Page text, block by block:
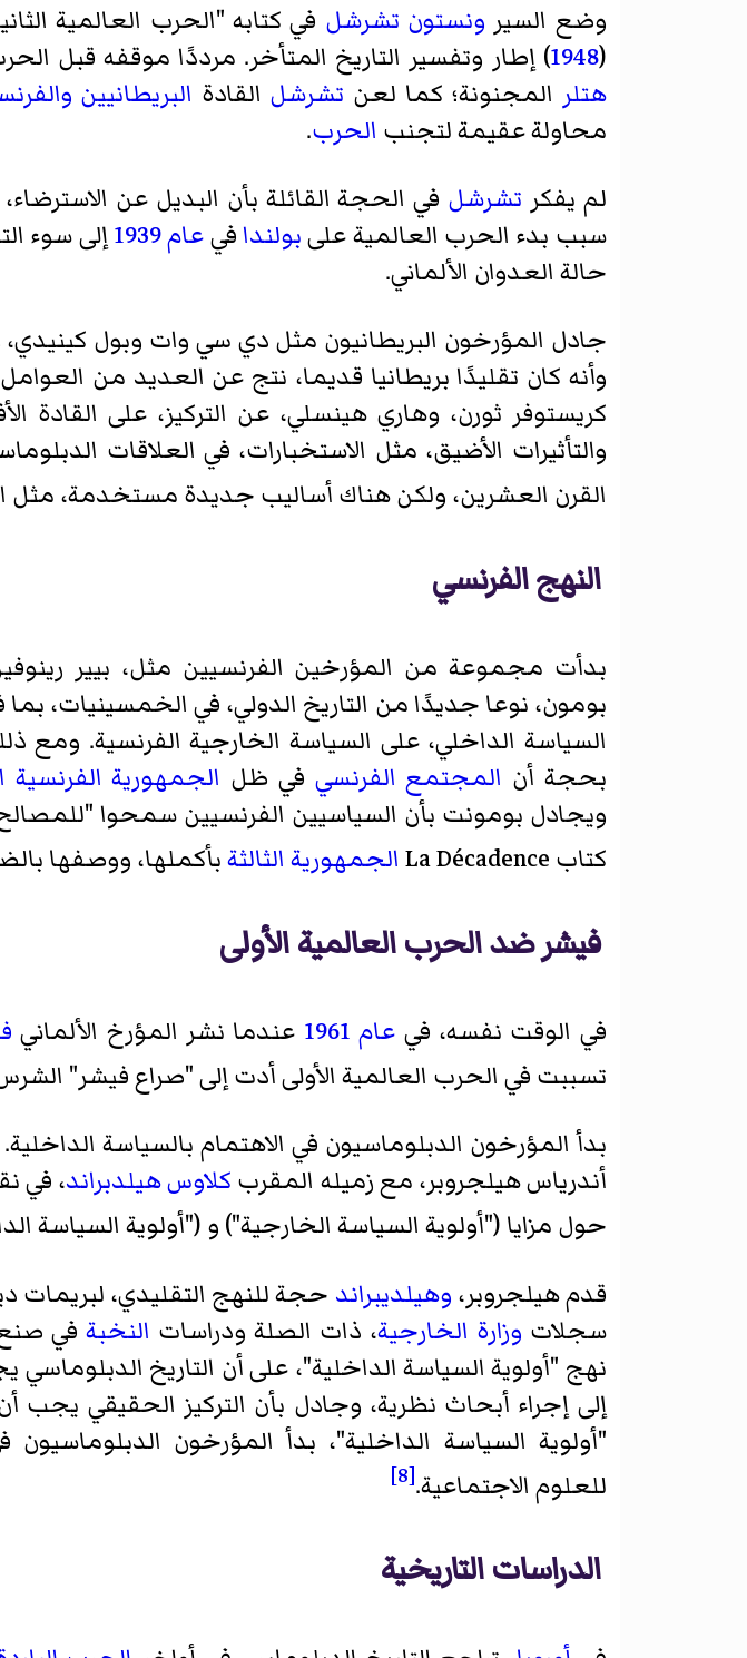
وضع السير ونستون تشرشل في كتابه "الحرب العالمية
(
1948) إطار وتفسير التاريخ المتأخر. مرددًا موقفه قبل
هتلر المجنونة؛ كما لعن تشرشل القادة البريطانيين
محاولة عقيمة لتجنب الحرب.
لم يفكر تشرشل في الحجة القائلة بأن البديل عن
سبب بدء الحرب العالمية علىبولندا فيعام1939إلى سوء
حالة العدوان الألماني.
جادل المؤرخون البريطانيون مثل دي سي وات وبول كينيدي،
وأنه كان تقليدًا بريطانيا قديما، نتج عن العديد من
كريستوفر ثورن، وهاري هينسلي، عن التركيز، على القادة
والتأثيرات الأضيق، مثل الاستخبارات، في العلاقات
القرن العشرين، ولكن هناك أساليب جديدة مستخدمة، مثل
النهج الفرنسي
بدأت مجموعة من المؤرخين الفرنسيين مثل، بيير
بومون، نوعا جديدًا من التاريخ الدولي، في الخمسينيات،
السياسة الداخلي، على السياسة الخارجية الفرنسية. ومع
بحجة أن المجتمع الفرنسي في ظل الجمهورية الفرنسية
ويجادل بومونت بأن السياسيين الفرنسيين سمحوا
كتاب La Décadence
الجمهورية الثالثةبأكملها، ووصفها
فيشر ضد الحرب العالمية الأولى
في الوقت نفسه، في عام 1961 عندما نشر المؤرخ الألماني
تسببت في الحرب العالمية الأولى أدت إلى "صراع فيشر" الشرس
بدأ المؤرخون الدبلوماسيون في الاهتمام بالسياسة
أندرياس هيلجروبر، مع زميله المقرب كلاوس هيلدبراند، في
حول مزايا ("أولوية السياسة الخارجية") و ("أولوية السياسة
قدم هيلجروبر، وهيلديبراند حجة للنهج التقليدي، لبريمات
سجلات وزارة الخارجية، ذات الصلة ودراسات النخبة في صنع
نهج "أولوية السياسة الداخلية"، على أن التاريخ
إلى إجراء أبحاث نظرية، وجادل بأن التركيز الحقيقي
"أولوية السياسة الداخلية"، بدأ المؤرخون الدبلوماسيون
للعلوم الاجتماعية.[8]
الدراسات التاريخية